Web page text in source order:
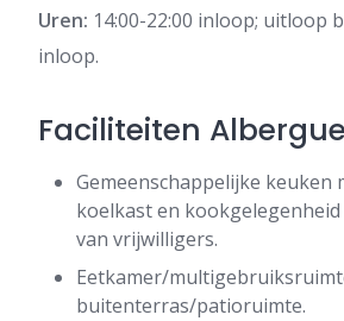
Uren: 14:00-22:00 inloop; uitloop
inloop.
Faciliteiten Albergue
Gemeenschappelijke keuken
koelkast en
van vrijwilligers.
Eetkamer/
buitenterras/patioruimte.